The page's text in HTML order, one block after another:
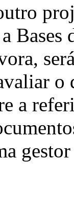
Bases
o
a